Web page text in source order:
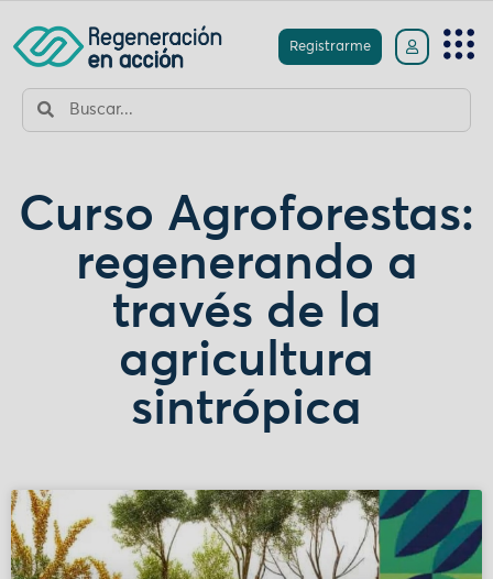
Registrarme
Curso Agroforestas:
regenerando a
través de la
agricultura
sintrópica